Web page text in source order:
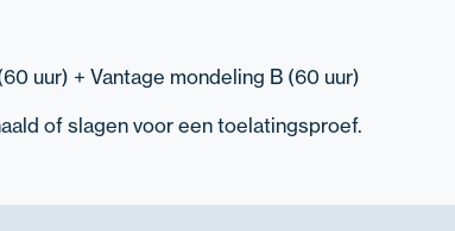
uur) + Vantage mondeling B (60 uur)
of slagen voor een toelatingsproef.